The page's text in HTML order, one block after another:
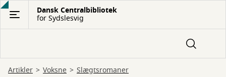
Gå
hovedindhold
Dansk Centralbibliotek
for Sydslesvig
Artikler Voksne Slægtsromaner